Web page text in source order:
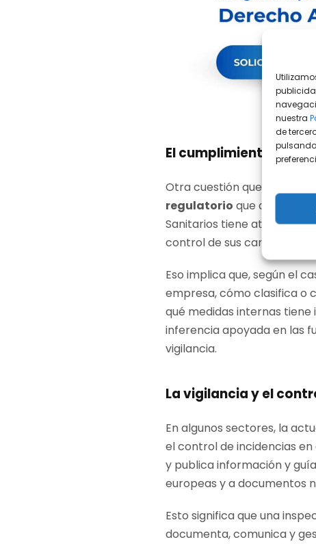
nuestra
de
El cumplimiento
Otra cuestión que puede
regulatorio que afecta a
Sanitarios tiene atribuidas
control de sus
Eso implica que, según el
empresa, cómo clasifica o
qué medidas internas
inferencia apoyada en las
vigilancia.
La vigilancia y el
En algunos sectores, la
el control de incidencias en
y publica información y
europeas y a documentos
Esto significa que una
documenta, comunica y